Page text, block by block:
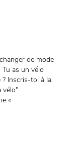
de mode
as un vélo
Inscris-toi à la
vélo"
«